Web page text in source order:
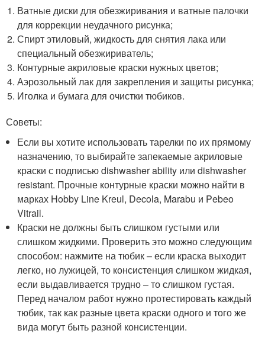
Ватные диски для обезжиривания и ватные палочки
для коррекции неудачного рисунка;
Спирт этиловый, жидкость для снятия лака или
специальный обезжириватель;
Контурные акриловые краски нужных цветов;
Аэрозольный лак для закрепления и защиты рисунка;
Иголка и бумага для очистки тюбиков.
Советы:
Если вы хотите использовать тарелки по их прямому
назначению, то выбирайте запекаемые акриловые
краски с подписью dishwasher ability или dishwasher
resistant. Прочные контурные краски можно найти в
марках Hobby Line Kreul, Decola, Marabu и Pebeo
Vitrail.
Краски не должны быть слишком густыми или
слишком жидкими. Проверить это можно следующим
способом: нажмите на тюбик – если краска выходит
легко, но лужицей, то консистенция слишком жидкая,
если выдавливается трудно – то слишком густая.
Перед началом работ нужно протестировать каждый
тюбик, так как разные цвета краски одного и того же
вида могут быть разной консистенции.